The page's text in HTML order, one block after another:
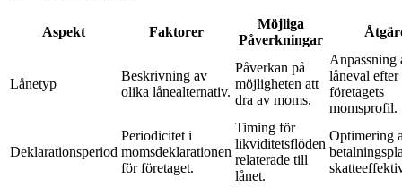
Aspekt Faktorer
Möjliga
Påverkningar
Lånetyp
Beskrivning av
olika lånealternativ.
Påverkan på
möjligheten att
dra av moms.
Anpassning
låneval efter
företagets
momsprofil.
Deklarationsperiod
Periodicitet i
momsdeklarationen
för företaget.
Timing för
likviditetsflöden
relaterade till
lånet.
Optimering